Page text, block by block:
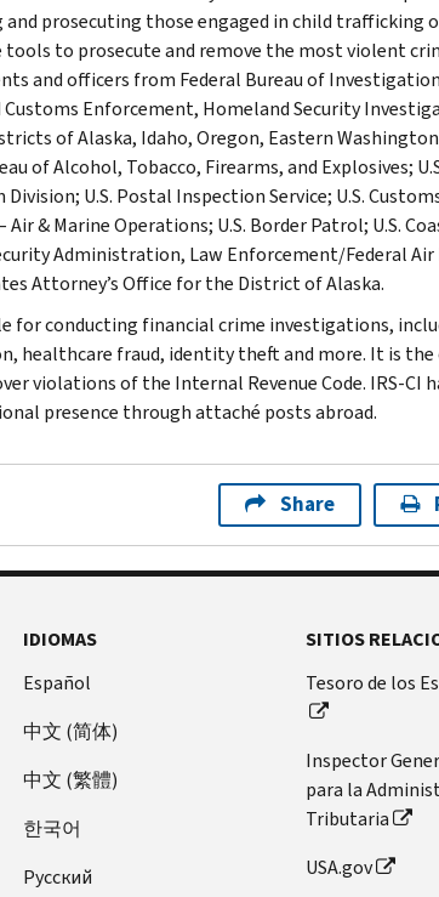
prosecuting those engaged in child trafficking
to prosecute and remove the most violent
and officers from Federal Bureau of
Enforcement, Homeland Security
of Alaska, Idaho, Oregon, Eastern
of Alcohol, Tobacco, Firearms, and Explosives;
U.S. Postal Inspection Service; U.S.
& Marine Operations; U.S. Border Patrol; U.S.
Administration, Law Enforcement/Federal Air
Attorney’s Office for the District of Alaska.
for conducting financial crime investigations,
healthcare fraud, identity theft and more. It is the
violations of the Internal Revenue Code. IRS-CI
presence through attaché posts abroad.
Share
IDIOMAS
Español
中文 (简体)
中文 (繁體)
한국어
Pусский
SITIOS
Tesoro de los
Inspector
para la
Tributaria
USA.gov